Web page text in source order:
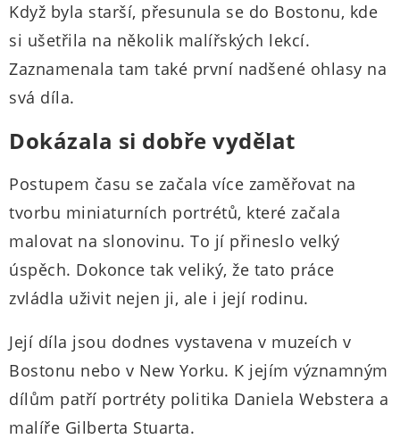
Když byla starší, přesunula se do Bostonu, kde
si ušetřila na několik malířských lekcí.
Zaznamenala tam také první nadšené ohlasy na
svá díla.
Dokázala si dobře vydělat
Postupem času se začala více zaměřovat na
tvorbu miniaturních portrétů, které začala
malovat na slonovinu. To jí přineslo velký
úspěch. Dokonce tak veliký, že tato práce
zvládla uživit nejen ji, ale i její rodinu.
Její díla jsou dodnes vystavena v muzeích v
Bostonu nebo v New Yorku. K jejím významným
dílům patří portréty politika Daniela Webstera a
malíře Gilberta Stuarta.